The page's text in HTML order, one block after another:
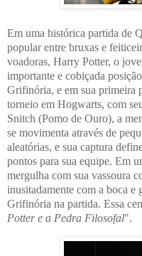
Em uma histórica partida de
popular entre bruxas e
voadoras, Harry Potter, o
importante e cobiçada
Grifinória, e em sua primeira
torneio em Hogwarts, com
Snitch (Pomo de Ouro), a
se movimenta através de
aleatórias, e sua captura
pontos para sua equipe. Em
mergulha com sua vassoura
inusitadamente com a boca e
Grifinória na partida. Essa
Potter e a Pedra Filosofal".